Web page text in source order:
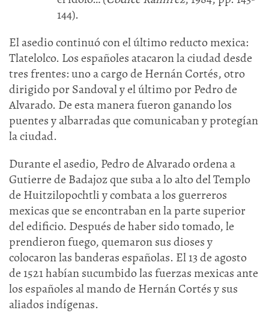
144).
El asedio continuó con el último reducto mexica:
Tlatelolco. Los españoles atacaron la ciudad desde
tres frentes: uno a cargo de Hernán Cortés, otro
dirigido por Sandoval y el último por Pedro de
Alvarado. De esta manera fueron ganando los
puentes y albarradas que comunicaban y protegían
la ciudad.
Durante el asedio, Pedro de Alvarado ordena a
Gutierre de Badajoz que suba a lo alto del Templo
de Huitzilopochtli y combata a los guerreros
mexicas que se encontraban en la parte superior
del edificio. Después de haber sido tomado, le
prendieron fuego, quemaron sus dioses y
colocaron las banderas españolas. El 13 de agosto
de 1521 habían sucumbido las fuerzas mexicas ante
los españoles al mando de Hernán Cortés y sus
aliados indígenas.